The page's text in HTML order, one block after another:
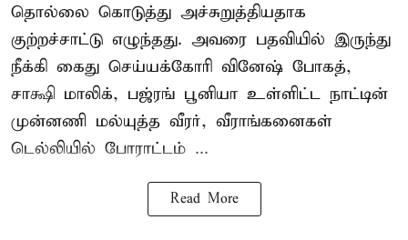
தொல்லை கொடுத்து அச்சுறுத்தியதாக
குற்றச்சாட்டு எழுந்தது. அவரை பதவியில் இருந்து
நீக்கி கைது செய்யக்கோரி வினேஷ் போகத்,
சாக்ஷி மாலிக், பஜ்ரங் பூனியா உள்ளிட்ட நாட்டின்
முன்னணி மல்யுத்த வீரர், வீராங்கனைகள்
டெல்லியில் போராட்டம் ...
Read More